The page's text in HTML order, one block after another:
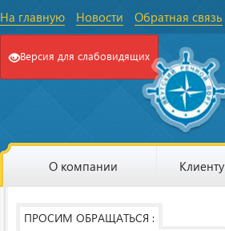
На главную Новости Обратная связь
Версия для слабовидящих
О компании Клиенту
ПРОСИМ ОБРАЩАТЬСЯ :